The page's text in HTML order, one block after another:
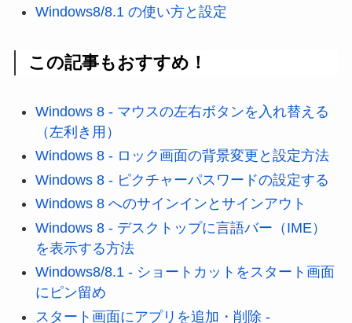
Windows8/8.1 の使い方と設定
この記事もおすすめ！
Windows 8 - マウスの左右ボタンを入れ替える
（左利き用）
Windows 8 - ロック画面の背景変更と設定方法
Windows 8 - ピクチャーパスワードの設定する
Windows 8 へのサインインとサインアウト
Windows 8 - デスクトップに言語バー（IME）
を表示する方法
Windows8/8.1 - ショートカットをスタート画面
にピン留め
スタート画面にアプリを追加・削除 -